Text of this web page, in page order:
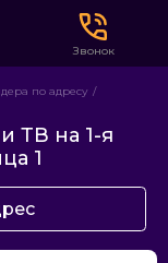
Звонок
по адресу
ТВ на 1-я
1